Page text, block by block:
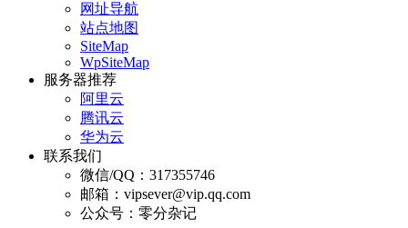
网址导航
站点地图
SiteMap
WpSiteMap
服务器推荐
阿里云
腾讯云
华为云
联系我们
微信/QQ：317355746
邮箱：vipsever@vip.qq.com
公众号：零分杂记